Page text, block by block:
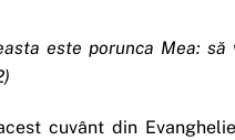
este porunca Mea:
cuvânt din